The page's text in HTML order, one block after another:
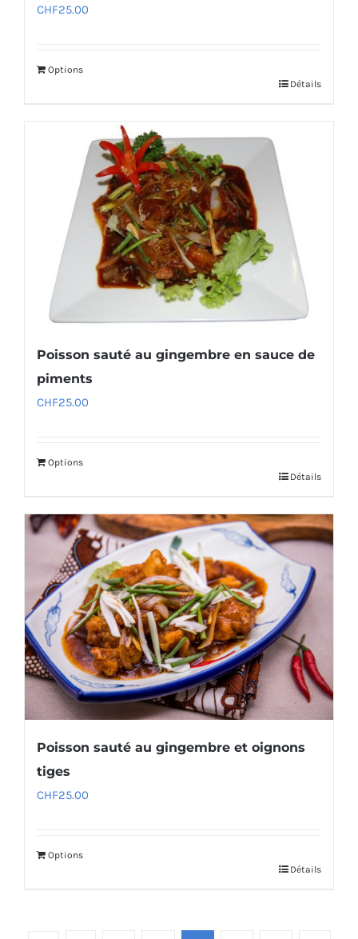
CHF25.00
Options
Détails
Poisson sauté au gingembre en sauce de
piments
CHF25.00
Options
Détails
Poisson sauté au gingembre et oignons
tiges
CHF25.00
Options
Détails